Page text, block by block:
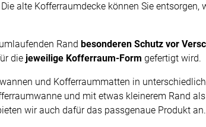
alte Kofferraumdecke können Sie
Rand besonderen Schutz vor
die jeweilige Kofferraum-Form gefertigt wird.
und Kofferraummatten in
und mit etwas kleinerem Rand
wir auch dafür das passgenaue Produkt an.